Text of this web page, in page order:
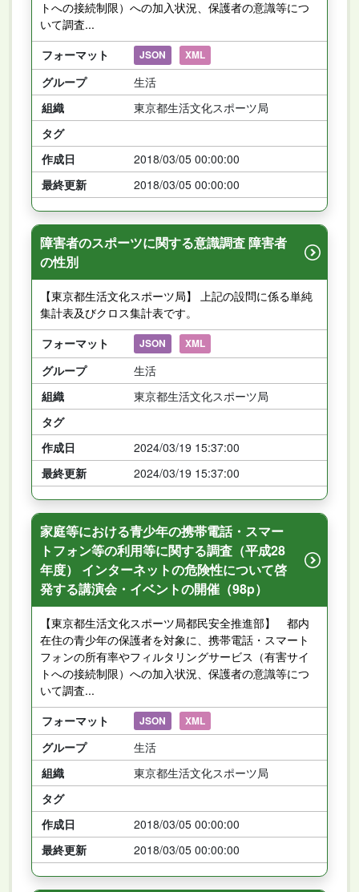
トへの接続制限）への加入状況、保護者の意識等につ
いて調査...
フォーマット
JSON XML
グループ
生活
組織
東京都生活文化スポーツ局
タグ
作成日
2018/03/05 00:00:00
最終更新
2018/03/05 00:00:00
障害者のスポーツに関する意識調査 障害者
の性別
【東京都生活文化スポーツ局】 上記の設問に係る単純
集計表及びクロス集計表です。
フォーマット
JSON XML
グループ
生活
組織
東京都生活文化スポーツ局
タグ
作成日
2024/03/19 15:37:00
最終更新
2024/03/19 15:37:00
家庭等における青少年の携帯電話・スマー
トフォン等の利用等に関する調査（平成28
年度） インターネットの危険性について啓
発する講演会・イベントの開催（98p）
【東京都生活文化スポーツ局都民安全推進部】 都内
在住の青少年の保護者を対象に、携帯電話・スマート
フォンの所有率やフィルタリングサービス（有害サイ
トへの接続制限）への加入状況、保護者の意識等につ
いて調査...
フォーマット
JSON XML
グループ
生活
組織
東京都生活文化スポーツ局
タグ
作成日
2018/03/05 00:00:00
最終更新
2018/03/05 00:00:00